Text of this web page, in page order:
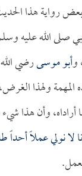
بعض رواية هذا
صلى الله عليه
وأبو موسىرضي
المهمة ولهذا
أراداه، وأن هذا
لا نولي عملاً أحداً